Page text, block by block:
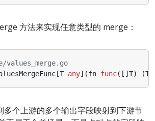
方法来实现任意类型的 merge：
values_merge.go
[T any](fn func([] T) (T
个上游的多个输出字段映射到下游节